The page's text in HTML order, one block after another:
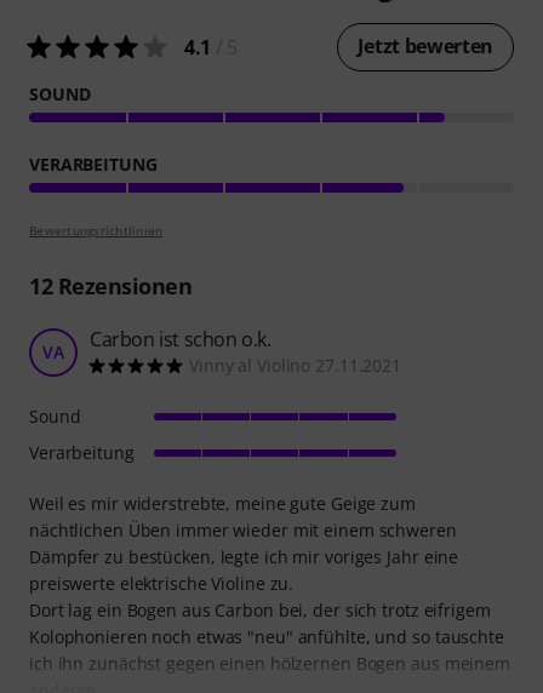
4.1 Jetzt bewerten
SOUND
VERARBEITUNG
Bewertungsrichtlinien
12Rezensionen
VA Carbon ist schon o.k.
Vinny al Violino 27.11.2021
Weil es mir widerstrebte, meine gute Geige zum
nächtlichen Üben immer wieder mit einem schweren
Dämpfer zu bestücken, legte ich mir voriges Jahr eine
preiswerte elektrische Violine zu.
Dort lag ein Bogen aus Carbon bei, der sich trotz eifrigem
Kolophonieren noch etwas "neu" anfühlte, und so tauschte
ich ihn zunächst gegen einen hölzernen Bogen aus meinem
Sound
Verarbeitung